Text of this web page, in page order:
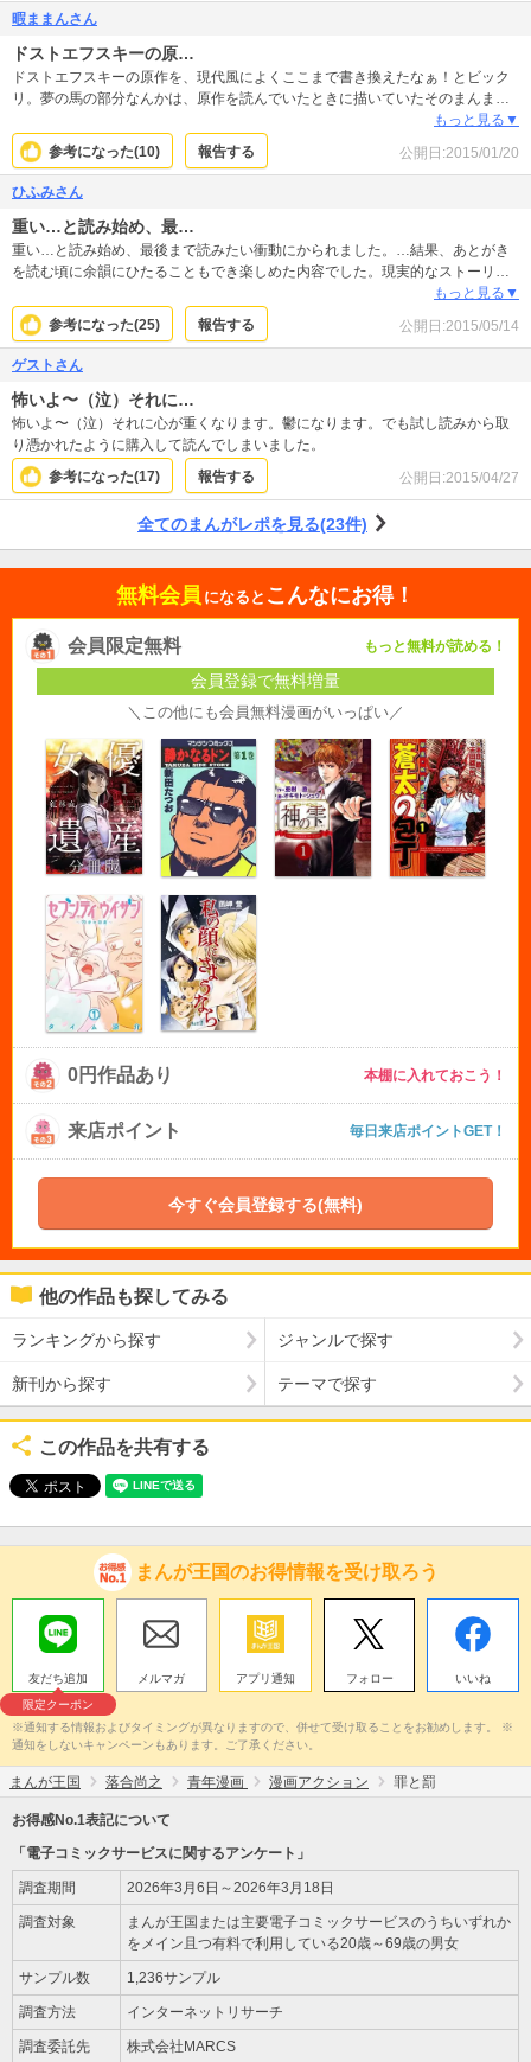
暇ままんさん
ドストエフスキーの原…
ドストエフスキーの原作を、現代風によくここまで書き換えたなぁ！とビック
リ。夢の馬の部分なんかは、原作を読んでいたときに描いていたそのまんまで
もっと見る▼
参考になった(10) 報告する 公開日:2015/01/20
ひふみさん
重い…と読み始め、最…
重い…と読み始め、最後まで読みたい衝動にかられました。…結果、あとがき
を読む頃に余韻にひたることもでき楽しめた内容でした。現実的なストーリー
になっているところで感情的によみきれました。伝えたい熱意なのか…と感じ
ました。
もっと見る▼
参考になった(25) 報告する 公開日:2015/05/14
ゲストさん
怖いよ〜（泣）それに…
怖いよ〜（泣）それに心が重くなります。鬱になります。でも試し読みから取
り憑かれたように購入して読んでしまいました。
参考になった(17) 報告する 公開日:2015/04/27
全てのまんがレポを見る(23件)
無料会員 になると こんなにお得！
会員限定無料 もっと無料が読める！
会員登録で無料増量
＼この他にも会員無料漫画がいっぱい／
0円作品あり 本棚に入れておこう！
来店ポイント 毎日来店ポイントGET！
今すぐ会員登録する(無料)
他の作品も探してみる
ランキングから探す ジャンルで探す
新刊から探す テーマで探す
この作品を共有する
まんが王国のお得情報を受け取ろう
友だち追加
限定クーポン
メルマガ アプリ通知 フォロー いいね
※通知する情報およびタイミングが異なりますので、併せて受け取ることをお勧めします。 ※
通知をしないキャンペーンもあります。ご了承ください。
まんが王国 落合尚之 青年漫画 漫画アクション 罪と罰
お得感No.1表記について
「電子コミックサービスに関するアンケート」
調査期間 2026年3月6日～2026年3月18日
調査対象
まんが王国または主要電子コミックサービスのうちいずれか
をメイン且つ有料で利用している20歳～69歳の男女
サンプル数 1,236サンプル
調査方法 インターネットリサーチ
調査委託先 株式会社MARCS